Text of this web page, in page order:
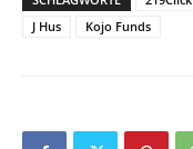
J Hus
Kojo Funds